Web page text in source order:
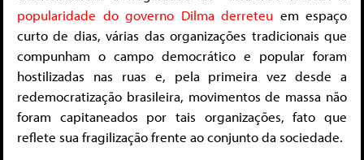
popularidade do governo Dilma derreteu em espaço
curto de dias, várias das organizações tradicionais que
compunham o campo democrático e popular foram
hostilizadas nas ruas e, pela primeira vez desde a
redemocratização brasileira, movimentos de massa não
foram capitaneados por tais organizações, fato que
reflete sua fragilização frente ao conjunto da sociedade.